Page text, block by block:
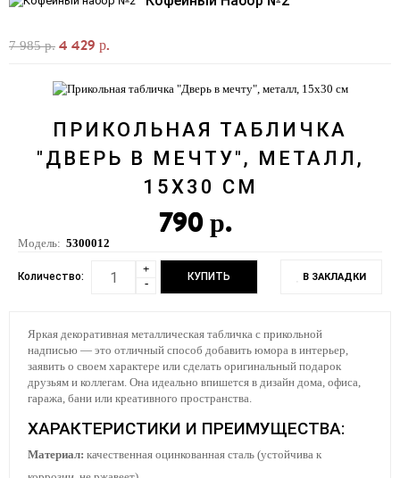
7 985 р. 4 429 р.
ПРИКОЛЬНАЯ ТАБЛИЧКА
"ДВЕРЬ В МЕЧТУ", МЕТАЛЛ,
15Х30 СМ
790 р.
Модель: 5300012
Количество:
+
-
В ЗАКЛАДКИ
Яркая декоративная металлическая табличка с прикольной
надписью — это отличный способ добавить юмора в интерьер,
заявить о своем характере или сделать оригинальный подарок
друзьям и коллегам. Она идеально впишется в дизайн дома, офиса,
гаража, бани или креативного пространства.
ХАРАКТЕРИСТИКИ И ПРЕИМУЩЕСТВА:
Материал: качественная оцинкованная сталь (устойчива к